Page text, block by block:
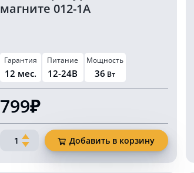
магните 012-1A
Гарантия
12 мес.
Питание
12-24В
Мощность
36 Вт
799₽
Количество
Маяк
Добавить в корзину